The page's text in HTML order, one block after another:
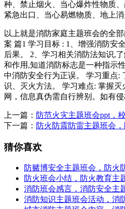
种、禁止烟火、当心爆炸性物质
紧急出口、当心易燃物质、地上
以上就是消防家庭主题班会的全
案 篇1 学习目标 : 1、增强消防安
后果。 2、学习相关消防法知识,
和作用,知道消防标志是一种指示
中消防安全行为正误。 学习重点:
识、灭火方法。 学习难点: 掌握
网，信息真伪需自行辨别。如有侵
上一篇： 防范火灾主题班会ppt，
下一篇： 防火防震防雷主题班会
猜你喜欢
防赌博安全主题班会，防火
防火班会小结，防火教育主
消防班会感言，消防安全主
消防知识主题班会活动，消